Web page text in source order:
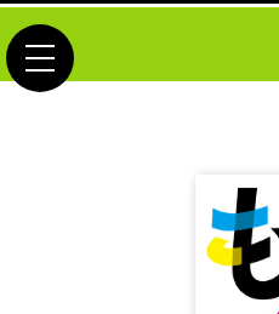
toggle navigation